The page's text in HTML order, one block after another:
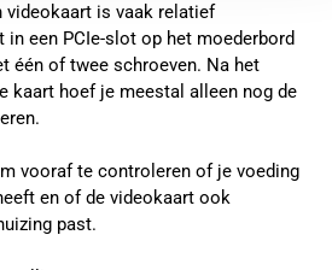
videokaart is vaak relatief
in een PCIe-slot op het moederbord
één of twee schroeven. Na het
kaart hoef je meestal alleen nog de
vooraf te controleren of je voeding
en of de videokaart ook
past.